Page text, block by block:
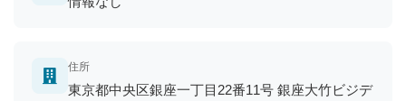
住所
東京都中央区銀座一丁目22番11号 銀座大竹ビジデ